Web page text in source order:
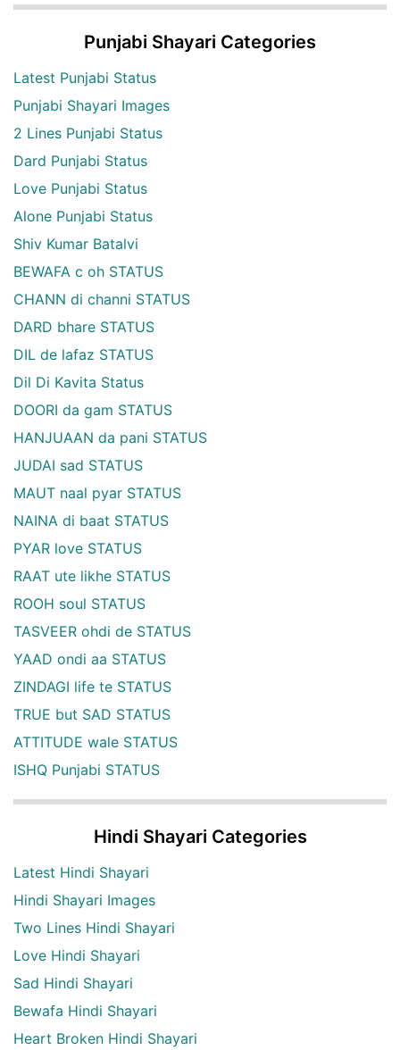
Punjabi Shayari Categories
Latest Punjabi Status
Punjabi Shayari Images
2 Lines Punjabi Status
Dard Punjabi Status
Love Punjabi Status
Alone Punjabi Status
Shiv Kumar Batalvi
BEWAFA c oh STATUS
CHANN di channi STATUS
DARD bhare STATUS
DIL de lafaz STATUS
Dil Di Kavita Status
DOORI da gam STATUS
HANJUAAN da pani STATUS
JUDAI sad STATUS
MAUT naal pyar STATUS
NAINA di baat STATUS
PYAR love STATUS
RAAT ute likhe STATUS
ROOH soul STATUS
TASVEER ohdi de STATUS
YAAD ondi aa STATUS
ZINDAGI life te STATUS
TRUE but SAD STATUS
ATTITUDE wale STATUS
ISHQ Punjabi STATUS
Hindi Shayari Categories
Latest Hindi Shayari
Hindi Shayari Images
Two Lines Hindi Shayari
Love Hindi Shayari
Sad Hindi Shayari
Bewafa Hindi Shayari
Heart Broken Hindi Shayari